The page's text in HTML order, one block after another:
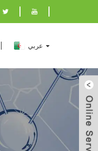
عربي